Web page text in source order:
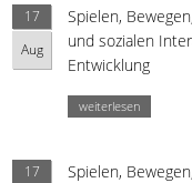
17
Aug
Spielen,
und sozialen
Entwicklung
weiterlesen
17
Spielen,